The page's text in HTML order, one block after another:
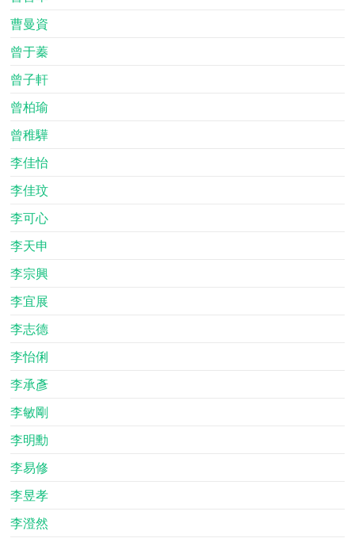
曹曼資
曾于蓁
曾子軒
曾柏瑜
曾稚驊
李佳怡
李佳玟
李可心
李天申
李宗興
李宜展
李志德
李怡俐
李承彥
李敏剛
李明勳
李易修
李昱孝
李澄然